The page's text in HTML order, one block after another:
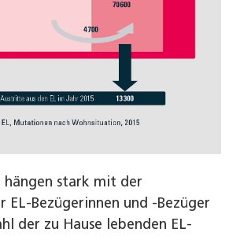
stark mit der
Bezügerinnen und -Bezüger
der zu Hause lebenden EL-